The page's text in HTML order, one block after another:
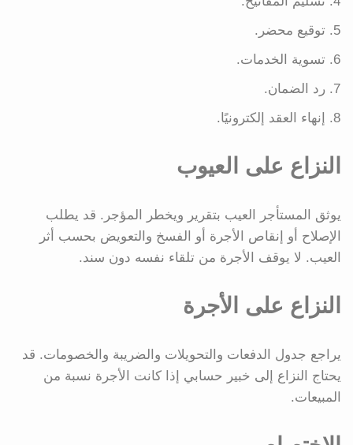
توقيع محضر.
تسوية الخدمات.
رد الضمان.
إنهاء العقد إلكترونيًا.
النزاع على العيوب
يوثق المستأجر العيب بتقرير ويخطر المؤجر. قد يطلب
الإصلاح أو إنقاص الأجرة أو الفسخ والتعويض بحسب أثر
العيب. لا يوقف الأجرة من تلقاء نفسه دون سند.
النزاع على الأجرة
يراجع جدول الدفعات والتحويلات والضريبة والخصومات. قد
يحتاج النزاع إلى خبير حسابي إذا كانت الأجرة نسبة من
المبيعات.